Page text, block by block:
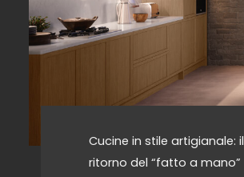
Cucine in stile artigianale: il
ritorno del “fatto a mano”